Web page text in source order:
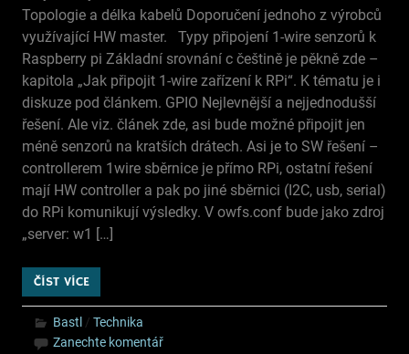
Topologie a délka kabelů Doporučení jednoho z výrobců
využívající HW master. Typy připojení 1-wire senzorů k
Raspberry pi Základní srovnání c češtině je pěkně zde –
kapitola „Jak připojit 1-wire zařízení k RPi“. K tématu je i
diskuze pod článkem. GPIO Nejlevnější a nejjednodušší
řešení. Ale viz. článek zde, asi bude možné připojit jen
méně senzorů na kratších drátech. Asi je to SW řešení –
controllerem 1wire sběrnice je přímo RPi, ostatní řešení
mají HW controller a pak po jiné sběrnici (I2C, usb, serial)
do RPi komunikují výsledky. V owfs.conf bude jako zdroj
„server: w1 […]
ČÍST VÍCE
Bastl /Technika
Zanechte komentář